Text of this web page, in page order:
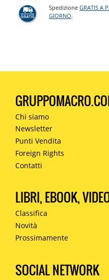
SpedizioneGRATIS A
GIORNO.
Chi siamo
Newsletter
Punti Vendita
Foreign Rights
Contatti
LIBRI, EBOOK,
Classifica
Novità
Prossimamente
SOCIAL NETWORK